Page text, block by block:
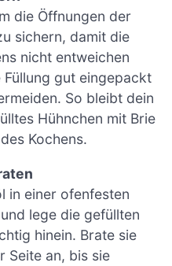
die Öffnungen der
sichern, damit die
nicht entweichen
gut eingepackt
So bleibt dein
Hühnchen mit Brie
Kochens.
in einer ofenfesten
lege die gefüllten
hinein. Brate sie
Seite an, bis sie